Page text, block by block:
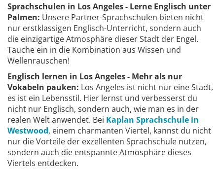
Sprachschulen in Los Angeles - Lerne Englisch unter
Palmen: Unsere Partner-Sprachschulen bieten nicht
nur erstklassigen Englisch-Unterricht, sondern auch
die einzigartige Atmosphäre dieser Stadt der Engel.
Tauche ein in die Kombination aus Wissen und
Wellenrauschen!
Englisch lernen in Los Angeles - Mehr als nur
Vokabeln pauken: Los Angeles ist nicht nur eine Stadt,
es ist ein Lebensstil. Hier lernst und verbesserst du
nicht nur Englisch, sondern auch, wie man es in der
realen Welt anwendet. Bei Kaplan Sprachschule in
Westwood, einem charmanten Viertel, kannst du nicht
nur die Vorteile der exzellenten Sprachschule nutzen,
sondern auch die entspannte Atmosphäre dieses
Viertels entdecken.